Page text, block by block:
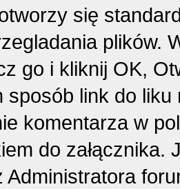
się
plików.
go i kliknij OK,
sposób link do
komentarza w
do
Administratora